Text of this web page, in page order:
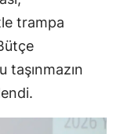
trampa
taşınmazın